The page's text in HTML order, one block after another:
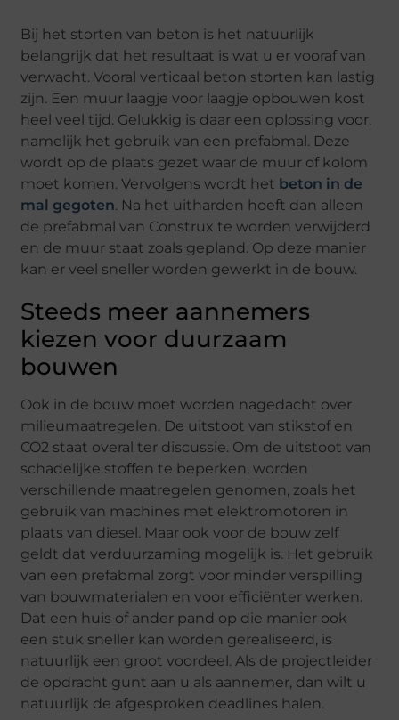
Bij het storten van beton is het natuurlijk
belangrijk dat het resultaat is wat u er vooraf van
verwacht. Vooral verticaal beton storten kan lastig
zijn. Een muur laagje voor laagje opbouwen kost
heel veel tijd. Gelukkig is daar een oplossing voor,
namelijk het gebruik van een prefabmal. Deze
wordt op de plaats gezet waar de muur of kolom
moet komen. Vervolgens wordt het beton in de
mal gegoten. Na het uitharden hoeft dan alleen
de prefabmal van Construx te worden verwijderd
en de muur staat zoals gepland. Op deze manier
kan er veel sneller worden gewerkt in de bouw.
Steeds meer aannemers
kiezen voor duurzaam
bouwen
Ook in de bouw moet worden nagedacht over
milieumaatregelen. De uitstoot van stikstof en
CO2 staat overal ter discussie. Om de uitstoot van
schadelijke stoffen te beperken, worden
verschillende maatregelen genomen, zoals het
gebruik van machines met elektromotoren in
plaats van diesel. Maar ook voor de bouw zelf
geldt dat verduurzaming mogelijk is. Het gebruik
van een prefabmal zorgt voor minder verspilling
van bouwmaterialen en voor efficiënter werken.
Dat een huis of ander pand op die manier ook
een stuk sneller kan worden gerealiseerd, is
natuurlijk een groot voordeel. Als de projectleider
de opdracht gunt aan u als aannemer, dan wilt u
natuurlijk de afgesproken deadlines halen.